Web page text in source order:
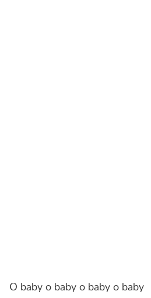
O baby o baby o baby o baby